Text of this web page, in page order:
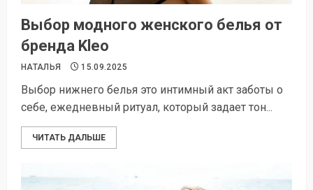
Выбор модного женского белья от
бренда Kleo
НАТАЛЬЯ 15.09.2025
Выбор нижнего белья это интимный акт заботы о
себе, ежедневный ритуал, который задает тон...
ЧИТАТЬ ДАЛЬШЕ